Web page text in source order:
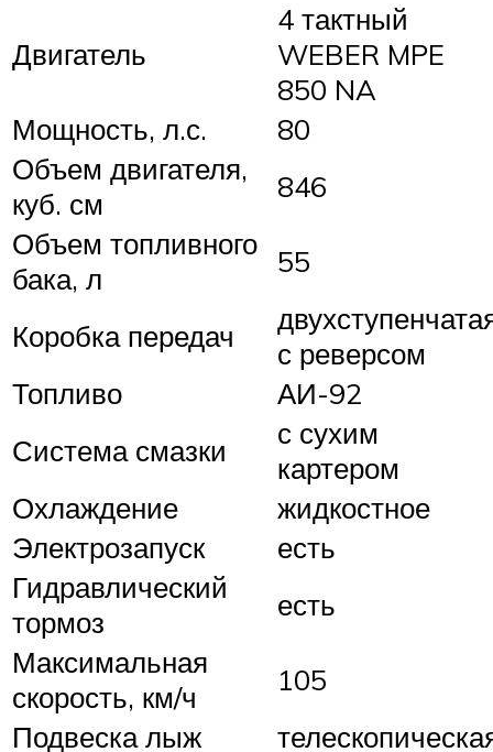
Двигатель
4 тактный
WEBER MPE
850 NA
Мощность, л.с.
80
Объем двигателя,
куб. см
846
Объем топливного
бака, л
55
Коробка передач
с реверсом
Топливо
АИ-92
Система смазки
с сухим
картером
Охлаждение
жидкостное
Электрозапуск
есть
Гидравлический
тормоз
есть
Максимальная
скорость, км/ч
105
Подвеска лыж